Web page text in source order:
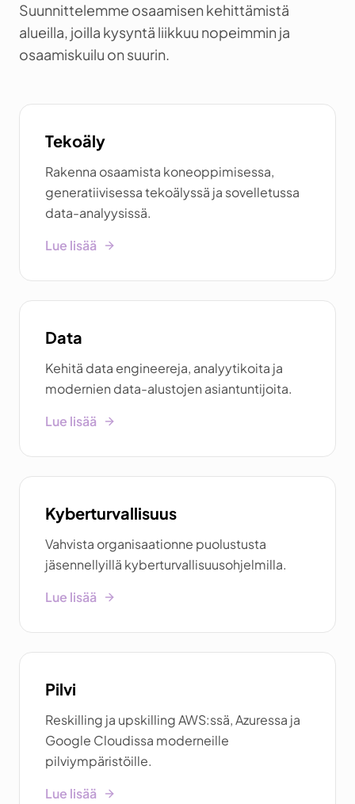
Suunnittelemme osaamisen kehittämistä
alueilla, joilla kysyntä liikkuu nopeimmin ja
osaamiskuilu on suurin.
Tekoäly
Rakenna osaamista koneoppimisessa,
generatiivisessa tekoälyssä ja sovelletussa
data-analyysissä.
Lue lisää
Data
Kehitä data engineereja, analyytikoita ja
modernien data-alustojen asiantuntijoita.
Lue lisää
Kyberturvallisuus
Vahvista organisaationne puolustusta
jäsennellyillä kyberturvallisuusohjelmilla.
Lue lisää
Pilvi
Reskilling ja upskilling AWS:ssä, Azuressa ja
Google Cloudissa moderneille
pilviympäristöille.
Lue lisää